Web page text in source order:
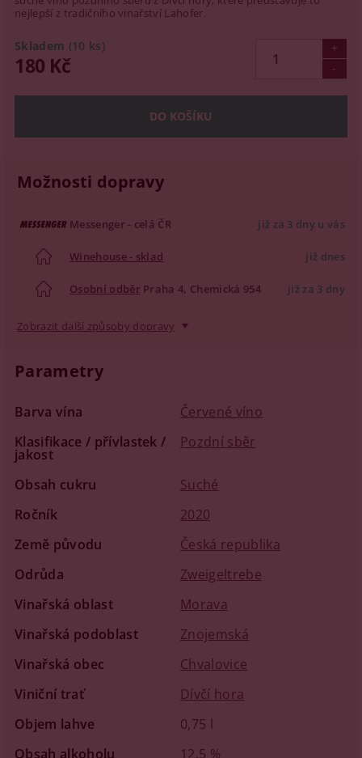
nejlepší z tradičního vinařství Lahofer.
Skladem (10 ks)
180 Kč
Možnosti dopravy
Messenger - celá ČR již za 3 dny u vás
Winehouse - sklad již dnes
Osobní odběr Praha 4, Chemická 954 již za 3 dny
Zobrazit další způsoby dopravy
Parametry
Barva vína
Červené víno
Klasifikace / přívlastek /
jakost
Pozdní sběr
Obsah cukru
Suché
Ročník
2020
Země původu
Česká republika
Odrůda
Zweigeltrebe
Vinařská oblast
Morava
Vinařská podoblast
Znojemská
Vinařská obec
Chvalovice
Viniční trať
Dívčí hora
Objem lahve
0,75 l
Obsah alkoholu
12,5 %